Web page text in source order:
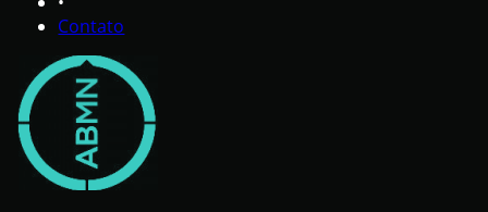
Contato